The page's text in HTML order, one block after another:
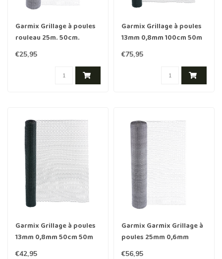
Garmix Grillage à poules
rouleau 25m. 50cm.
13mm. 0,7mm
€25,95
Garmix Grillage à poules
13mm 0,8mm 100cm 50m
vert
€75,95
Garmix Grillage à poules
13mm 0,8mm 50cm 50m
vert
€42,95
Garmix Garmix Grillage à
poules 25mm 0,6mm
120cm x 50 m
€56,95